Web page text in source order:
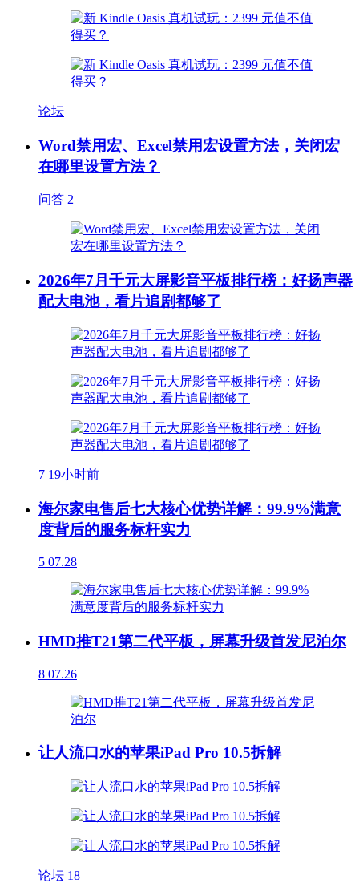
论坛
Word禁用宏、Excel禁用宏设置方法，关闭宏
在哪里设置方法？
问答 2
2026年7月千元大屏影音平板排行榜：好扬声器
配大电池，看片追剧都够了
7 19小时前
海尔家电售后七大核心优势详解：99.9%满意
度背后的服务标杆实力
5 07.28
HMD推T21第二代平板，屏幕升级首发尼泊尔
8 07.26
让人流口水的苹果iPad Pro 10.5拆解
论坛 18